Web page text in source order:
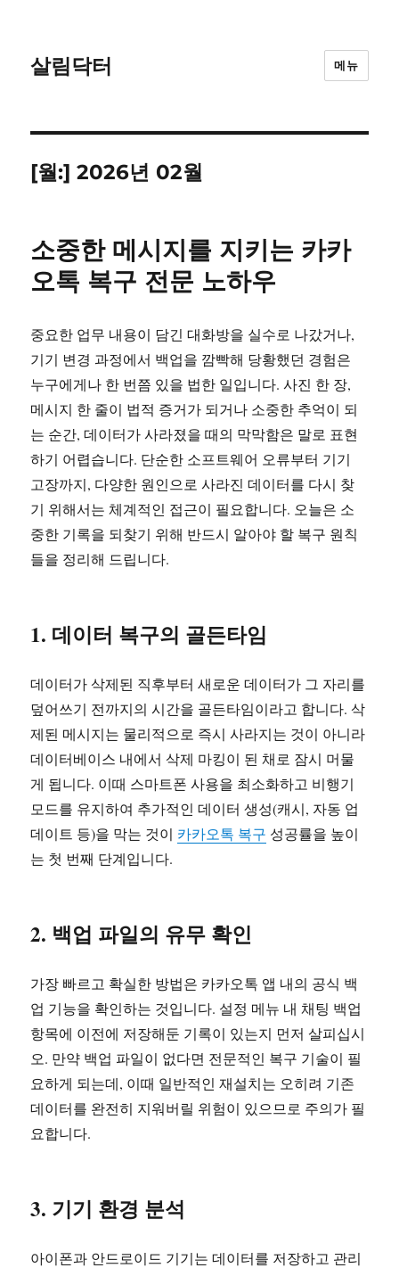
살림닥터 메뉴
[월:]2026년 02월
소중한 메시지를 지키는 카카
오톡 복구 전문 노하우
중요한 업무 내용이 담긴 대화방을 실수로 나갔거나,
기기 변경 과정에서 백업을 깜빡해 당황했던 경험은
누구에게나 한 번쯤 있을 법한 일입니다. 사진 한 장,
메시지 한 줄이 법적 증거가 되거나 소중한 추억이 되
는 순간, 데이터가 사라졌을 때의 막막함은 말로 표현
하기 어렵습니다. 단순한 소프트웨어 오류부터 기기
고장까지, 다양한 원인으로 사라진 데이터를 다시 찾
기 위해서는 체계적인 접근이 필요합니다. 오늘은 소
중한 기록을 되찾기 위해 반드시 알아야 할 복구 원칙
들을 정리해 드립니다.
1. 데이터 복구의 골든타임
데이터가 삭제된 직후부터 새로운 데이터가 그 자리를
덮어쓰기 전까지의 시간을 골든타임이라고 합니다. 삭
제된 메시지는 물리적으로 즉시 사라지는 것이 아니라
데이터베이스 내에서 삭제 마킹이 된 채로 잠시 머물
게 됩니다. 이때 스마트폰 사용을 최소화하고 비행기
모드를 유지하여 추가적인 데이터 생성(캐시, 자동 업
데이트 등)을 막는 것이 카카오톡 복구 성공률을 높이
는 첫 번째 단계입니다.
2. 백업 파일의 유무 확인
가장 빠르고 확실한 방법은 카카오톡 앱 내의 공식 백
업 기능을 확인하는 것입니다. 설정 메뉴 내 채팅 백업
항목에 이전에 저장해둔 기록이 있는지 먼저 살피십시
오. 만약 백업 파일이 없다면 전문적인 복구 기술이 필
요하게 되는데, 이때 일반적인 재설치는 오히려 기존
데이터를 완전히 지워버릴 위험이 있으므로 주의가 필
요합니다.
3. 기기 환경 분석
아이폰과 안드로이드 기기는 데이터를 저장하고 관리